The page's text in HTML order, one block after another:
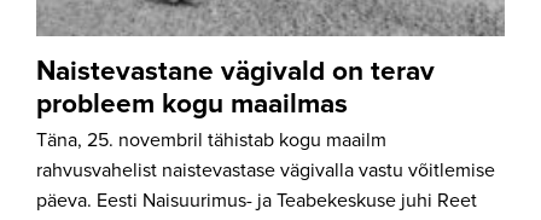
Naistevastane vägivald on terav
probleem kogu maailmas
Täna, 25. novembril tähistab kogu maailm
rahvusvahelist naistevastase vägivalla vastu võitlemise
päeva. Eesti Naisuurimus- ja Teabekeskuse juhi Reet